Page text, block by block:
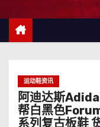
运动鞋资讯
阿迪达斯
帮白黑色
系列复古板鞋